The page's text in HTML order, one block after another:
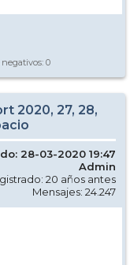
negativos: 0
2020, 27, 28,
28-03-2020 19:47
Admin
20 años antes
Mensajes: 24.247